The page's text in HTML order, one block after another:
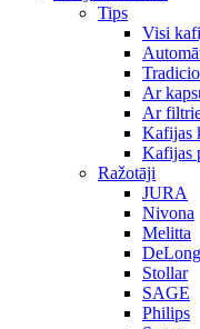
Tips
Visi
Ar
Ar
Kafijas
Kafijas
Ražotāji
JURA
Nivona
Melitta
Stollar
SAGE
Philips